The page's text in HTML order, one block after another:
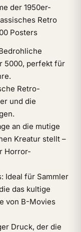
der 1950er-
Retro
Posters
5000, perfekt für
Retro-
und die
an die mutige
Kreatur stellt –
Horror-
Ideal für Sammler
das kultige
von B-Movies
Druck, der die